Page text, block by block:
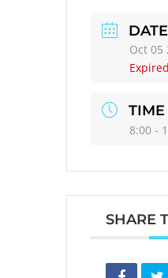
DATE
Oct 05
TIME
8:00 -
SHARE